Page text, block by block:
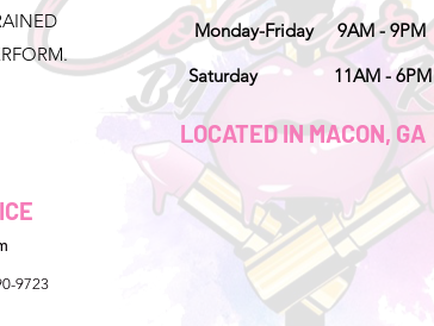
Monday-Friday 9AM - 9PM
Saturday 11AM - 6PM
LOCATED IN MACON, GA
9723